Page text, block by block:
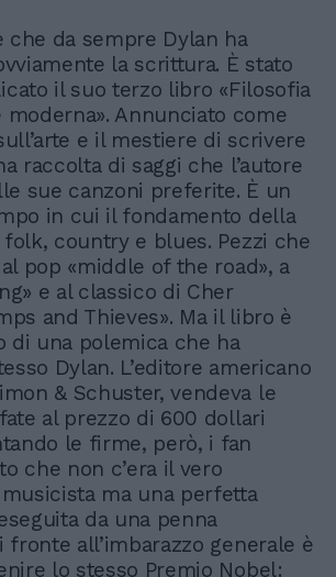
che da sempre Dylan ha
la scrittura. È stato
il suo terzo libro «Filosofia
moderna». Annunciato come
e il mestiere di scrivere
raccolta di saggi che l’autore
sue canzoni preferite. È un
in cui il fondamento della
country e blues. Pezzi che
pop «middle of the road», a
e al classico di Cher
and Thieves». Ma il libro è
di una polemica che ha
Dylan. L’editore americano
& Schuster, vendeva le
al prezzo di 600 dollari
le firme, però, i fan
che non c’era il vero
ma una perfetta
da una penna
fronte all’imbarazzo generale è
lo stesso Premio Nobel: